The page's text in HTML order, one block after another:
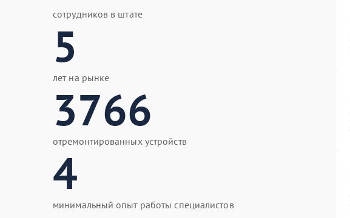
сотрудников в штате
5
лет на рынке
3766
отремонтированных устройств
4
минимальный опыт работы специалистов